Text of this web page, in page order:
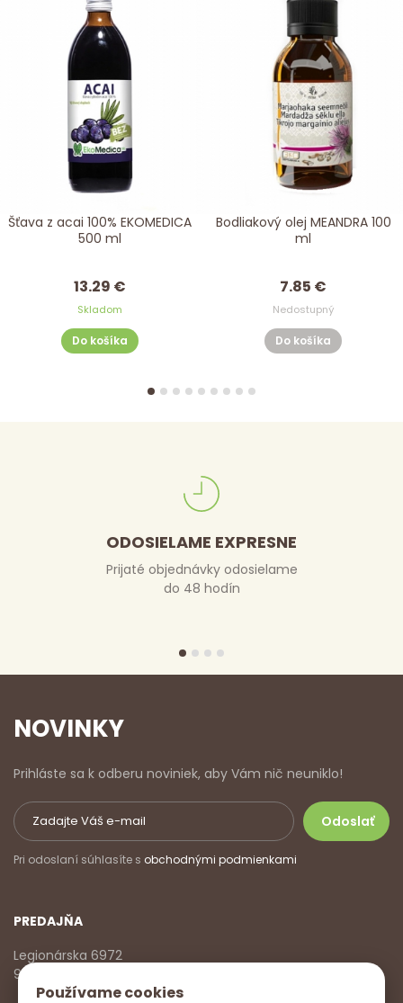
Používame cookies
Šťava z acai 100% EKOMEDICA
500 ml
13.29 €
Skladom
Do košíka
Bodliakový olej MEANDRA 100
ml
7.85 €
Nedostupný
Do košíka
ODOSIELAME EXPRESNE
Prijaté objednávky odosielame
do 48 hodín
NOVINKY
Prihláste sa k odberu noviniek, aby Vám nič neuniklo!
Pri odoslaní súhlasíte s obchodnými podmienkami
PREDAJŇA
Legionárska 6972
911 01 Trenčín